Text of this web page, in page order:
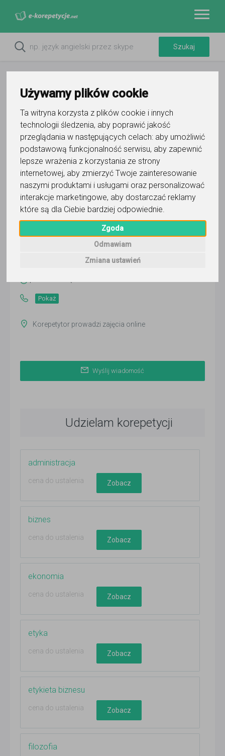
Używamy plików cookie
Ta witryna korzysta z plików cookie i innych
technologii śledzenia, aby poprawić jakość
przeglądania w następujących celach: aby umożliwić
podstawową funkcjonalność serwisu, aby zapewnić
lepsze wrażenia z korzystania ze strony
internetowej, aby zmierzyć Twoje zainteresowanie
naszymi produktami i usługami oraz personalizować
interakcje marketingowe, aby dostarczać reklamy
które są dla Ciebie bardziej odpowiednie
Zgoda
Odmawiam
Zmiana ustawień
Ernest
Wyślij wiadomość
Pokaż
Korepetytor prowadzi zajęcia online
Wyślij wiadomość
Udzielam korepetycji
administracja
cena do ustalenia Zobacz
biznes
cena do ustalenia Zobacz
ekonomia
cena do ustalenia Zobacz
etyka
cena do ustalenia Zobacz
etykieta biznesu
cena do ustalenia Zobacz
filozofia